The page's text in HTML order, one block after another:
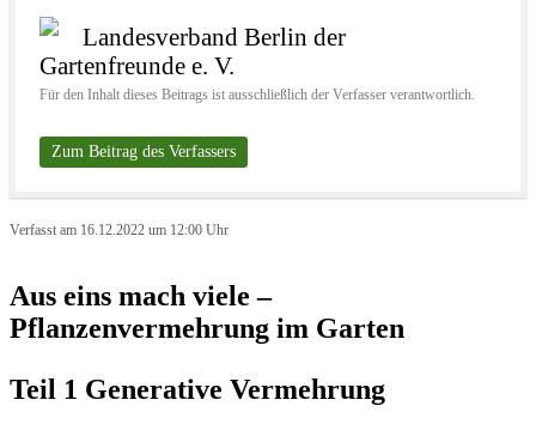
Landesverband Berlin der
Gartenfreunde e. V.
Für den Inhalt dieses Beitrags ist ausschließlich der Verfasser verantwortlich.
Zum Beitrag des Verfassers
Verfasst am 16.12.2022 um 12:00 Uhr
Aus eins mach viele –
Pflanzenvermehrung im Garten
Teil 1 Generative Vermehrung